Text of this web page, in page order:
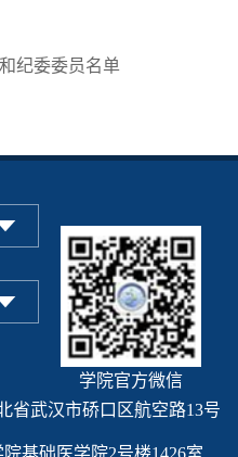
纪委委员名单
学院官方微信
省武汉市硚口区航空路13号
医学院2号楼1426室